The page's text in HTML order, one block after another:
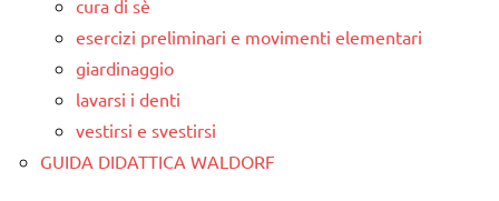
cura di sè
esercizi preliminari e movimenti elementari
giardinaggio
lavarsi i denti
vestirsi e svestirsi
GUIDA DIDATTICA WALDORF